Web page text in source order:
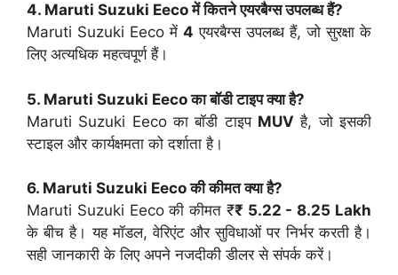
4. Maruti Suzuki Eeco में कितने एयरबैग्स उपलब्ध हैं?
Maruti Suzuki Eeco में 4 एयरबैग्स उपलब्ध हैं, जो सुरक्षा के
लिए अत्यधिक महत्वपूर्ण हैं।
5. Maruti Suzuki Eeco का बॉडी टाइप क्या है?
Maruti Suzuki Eeco का बॉडी टाइप MUV है, जो इसकी
स्टाइल और कार्यक्षमता को दर्शाता है।
6. Maruti Suzuki Eeco की कीमत क्या है?
Maruti Suzuki Eeco की कीमत ₹₹ 5.22 - 8.25 Lakh
के बीच है। यह मॉडल, वेरिएंट और सुविधाओं पर निर्भर करती है।
सही जानकारी के लिए अपने नजदीकी डीलर से संपर्क करें।